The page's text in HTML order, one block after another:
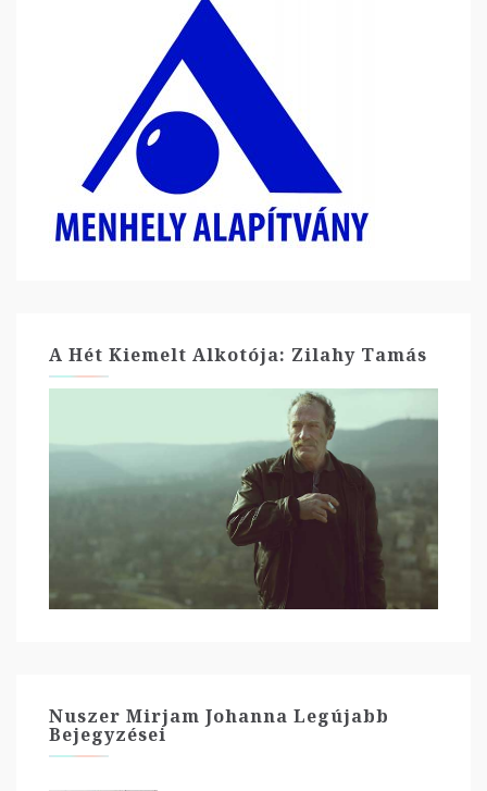
A Hét Kiemelt Alkotója: Zilahy Tamás
Nuszer Mirjam Johanna Legújabb
Bejegyzései